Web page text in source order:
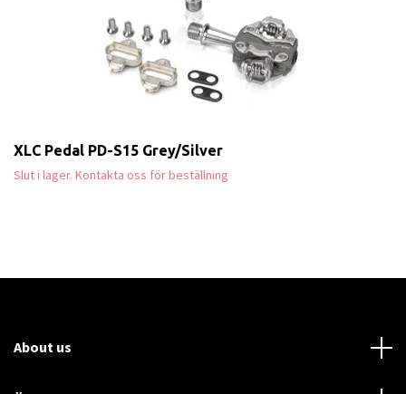
XLC Pedal PD-S15 Grey/Silver
Slut i lager. Kontakta oss för beställning
About us